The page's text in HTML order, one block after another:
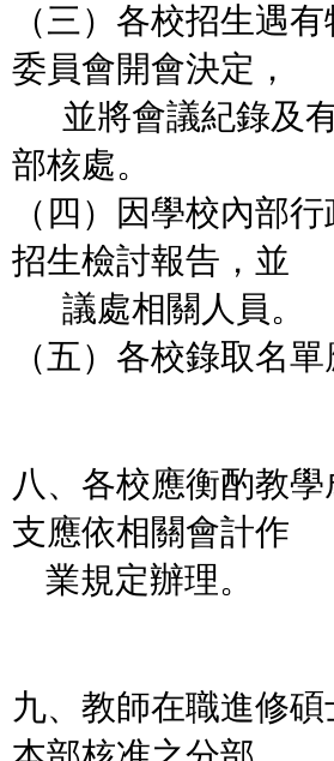
（三）各校招生遇
委員會開會決定，
並將會議紀錄及有
部核處。
（四）因學校內部
招生檢討報告，並
議處相關人員。
（五）各校錄取名
八、各校應衡酌教
支應依相關會計作
業規定辦理。
九、教師在職進修